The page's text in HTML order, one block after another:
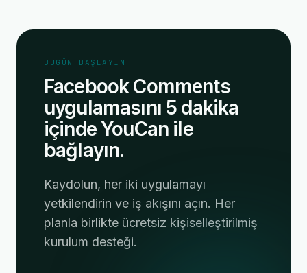
BUGÜN BAŞLAYIN
Facebook Comments
uygulamasını 5 dakika
içinde YouCan ile
bağlayın.
Kaydolun, her iki uygulamayı
yetkilendirin ve iş akışını açın. Her
planla birlikte ücretsiz kişiselleştirilmiş
kurulum desteği.